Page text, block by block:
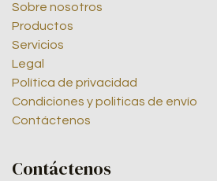
Sobre nosotros
Productos
Servicios
Legal
Política de privacidad
Condiciones y politicas de envío
Contáctenos
Contáctenos